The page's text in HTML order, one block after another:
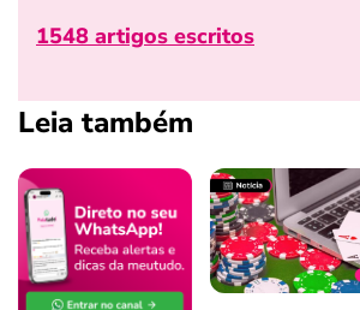
1548 artigos escritos
Leia também